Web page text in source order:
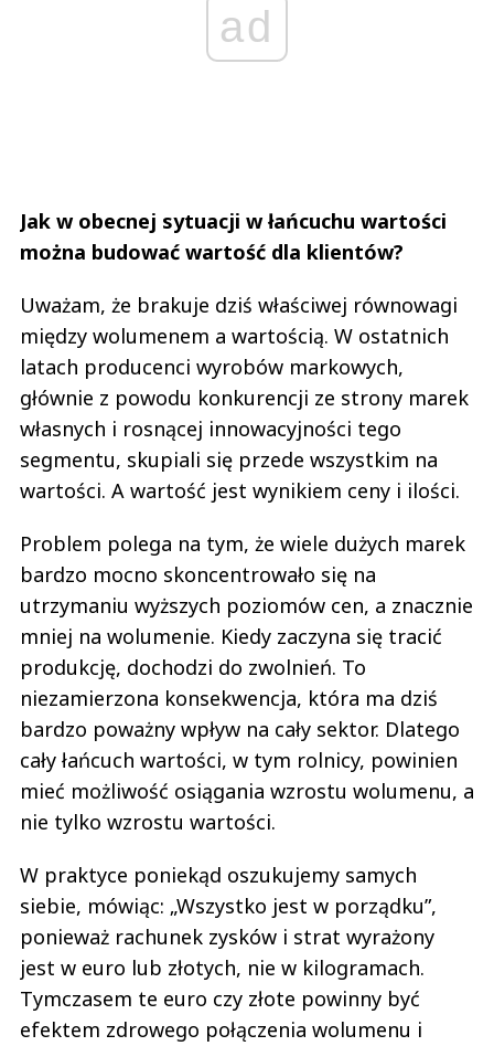
ad
Jak w obecnej sytuacji w łańcuchu wartości
można budować wartość dla klientów?
Uważam, że brakuje dziś właściwej równowagi
między wolumenem a wartością. W ostatnich
latach producenci wyrobów markowych,
głównie z powodu konkurencji ze strony marek
własnych i rosnącej innowacyjności tego
segmentu, skupiali się przede wszystkim na
wartości. A wartość jest wynikiem ceny i ilości.
Problem polega na tym, że wiele dużych marek
bardzo mocno skoncentrowało się na
utrzymaniu wyższych poziomów cen, a znacznie
mniej na wolumenie. Kiedy zaczyna się tracić
produkcję, dochodzi do zwolnień. To
niezamierzona konsekwencja, która ma dziś
bardzo poważny wpływ na cały sektor. Dlatego
cały łańcuch wartości, w tym rolnicy, powinien
mieć możliwość osiągania wzrostu wolumenu, a
nie tylko wzrostu wartości.
W praktyce poniekąd oszukujemy samych
siebie, mówiąc: „Wszystko jest w porządku”,
ponieważ rachunek zysków i strat wyrażony
jest w euro lub złotych, nie w kilogramach.
Tymczasem te euro czy złote powinny być
efektem zdrowego połączenia wolumenu i